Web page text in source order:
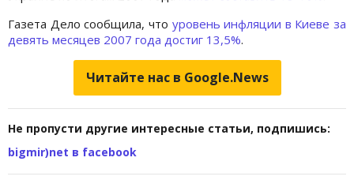
Газета Дело сообщила, что уровень инфляции в Киеве за
девять месяцев 2007 года достиг 13,5%.
Читайте нас в Google.News
Не пропусти другие интересные статьи, подпишись:
bigmir)net в facebook